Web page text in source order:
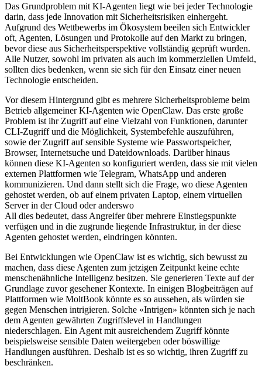
Das Grundproblem mit KI-Agenten liegt wie bei jeder Technologie
darin, dass jede Innovation mit Sicherheitsrisiken einhergeht.
Aufgrund des Wettbewerbs im Ökosystem beeilen sich Entwickler
oft, Agenten, Lösungen und Protokolle auf den Markt zu bringen,
bevor diese aus Sicherheitsperspektive vollständig geprüft wurden.
Alle Nutzer, sowohl im privaten als auch im kommerziellen Umfeld,
sollten dies bedenken, wenn sie sich für den Einsatz einer neuen
Technologie entscheiden.
Vor diesem Hintergrund gibt es mehrere Sicherheitsprobleme beim
Betrieb allgemeiner KI-Agenten wie OpenClaw. Das erste große
Problem ist ihr Zugriff auf eine Vielzahl von Funktionen, darunter
CLI-Zugriff und die Möglichkeit, Systembefehle auszuführen,
sowie der Zugriff auf sensible Systeme wie Passwortspeicher,
Browser, Internetsuche und Dateidownloads. Darüber hinaus
können diese KI-Agenten so konfiguriert werden, dass sie mit vielen
externen Plattformen wie Telegram, WhatsApp und anderen
kommunizieren. Und dann stellt sich die Frage, wo diese Agenten
gehostet werden, ob auf einem privaten Laptop, einem virtuellen
Server in der Cloud oder anderswo
All dies bedeutet, dass Angreifer über mehrere Einstiegspunkte
verfügen und in die zugrunde liegende Infrastruktur, in der diese
Agenten gehostet werden, eindringen könnten.
Bei Entwicklungen wie OpenClaw ist es wichtig, sich bewusst zu
machen, dass diese Agenten zum jetzigen Zeitpunkt keine echte
menschenähnliche Intelligenz besitzen. Sie generieren Texte auf der
Grundlage zuvor gesehener Kontexte. In einigen Blogbeiträgen auf
Plattformen wie MoltBook könnte es so aussehen, als würden sie
gegen Menschen intrigieren. Solche «Intrigen» könnten sich je nach
dem Agenten gewährten Zugriffslevel in Handlungen
niederschlagen. Ein Agent mit ausreichendem Zugriff könnte
beispielsweise sensible Daten weitergeben oder böswillige
Handlungen ausführen. Deshalb ist es so wichtig, ihren Zugriff zu
beschränken.